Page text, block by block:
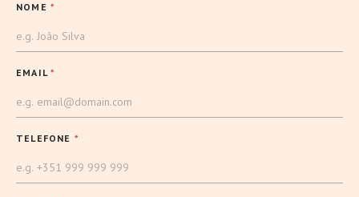
NOME *
EMAIL*
TELEFONE *